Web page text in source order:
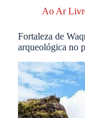
Ao Ar
Fortaleza de
arqueológica no